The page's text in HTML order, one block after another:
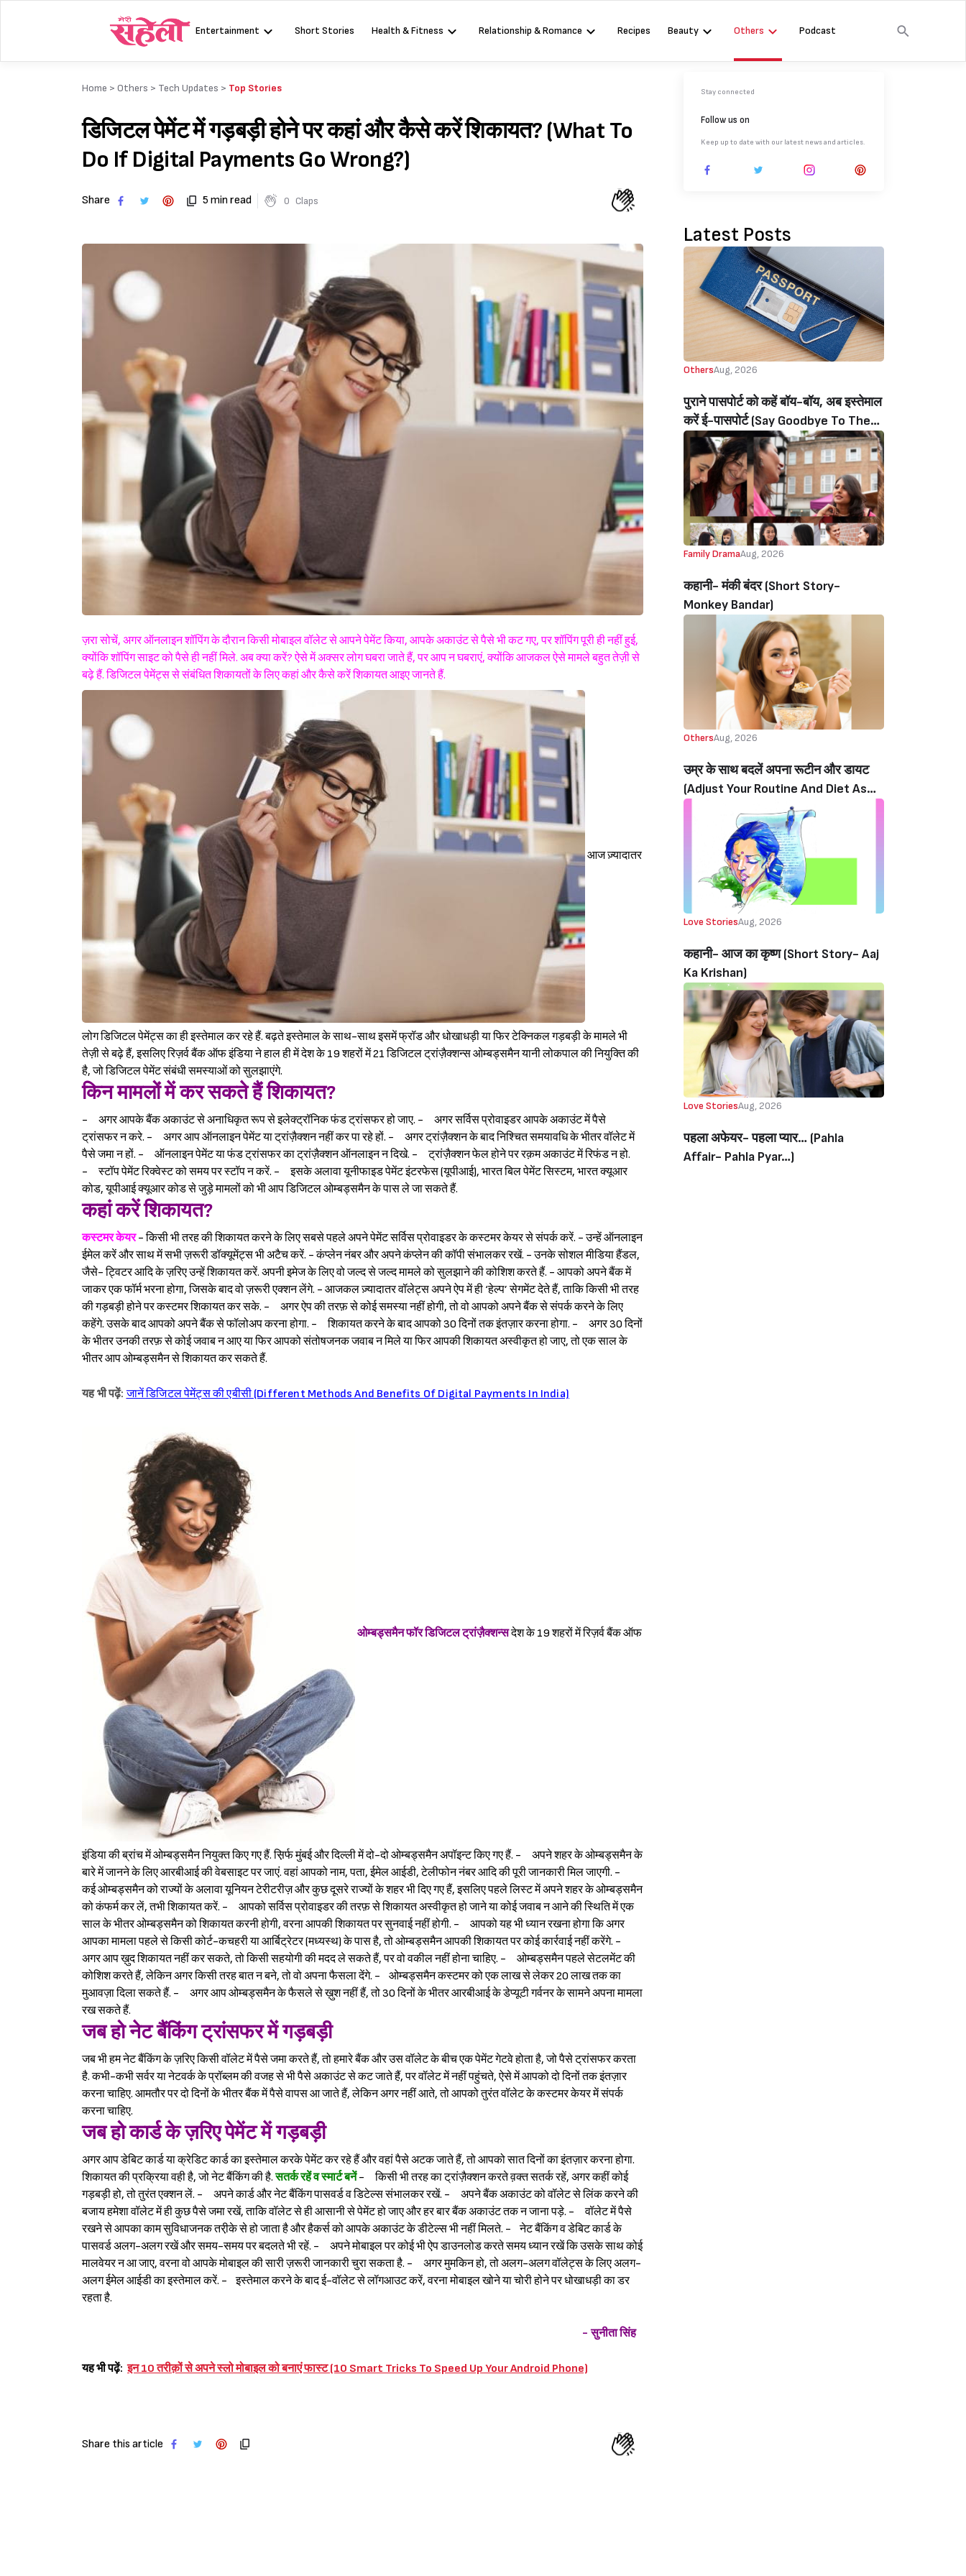
Entertainment Short Stories Health & Fitness Relationship & Romance Recipes Beauty Others Podcast
Home > Others > Tech Updates > Top Stories
डिजिटल पेमेंट में गड़बड़ी होने पर कहां और कैसे करें शिकायत? (What To
Do If Digital Payments Go Wrong?)
Share 5 min read 0 Claps
ज़रा सोचें, अगर ऑनलाइन शॉपिंग के दौरान किसी मोबाइल वॉलेट से आपने पेमेंट किया, आपके अकाउंट से पैसे भी कट गए, पर शॉपिंग पूरी ही नहीं हुई,
क्योंकि शॉपिंग साइट को पैसे ही नहीं मिले. अब क्या करें? ऐसे में अक्सर लोग घबरा जाते हैं, पर आप न घबराएं, क्योंकि आजकल ऐसे मामले बहुत तेज़ी से
बढ़े हैं. डिजिटल पेमेंट्स से संबंधित शिकायतों के लिए कहां और कैसे करें शिकायत आइए जानते हैं.
आज ज़्यादातर
लोग डिजिटल पेमेंट्स का ही इस्तेमाल कर रहे हैं. बढ़ते इस्तेमाल के साथ-साथ इसमें फ्रॉड और धोखाधड़ी या फिर टेक्निकल गड़बड़ी के मामले भी
तेज़ी से बढ़े हैं, इसलिए रिज़र्व बैंक ऑफ इंडिया ने हाल ही में देश के 19 शहरों में 21 डिजिटल ट्रांज़ैक्शन्स ओम्बड्समैन यानी लोकपाल की नियुक्ति की
है, जो डिजिटल पेमेंट संबंधी समस्याओं को सुलझाएंगे.
किन मामलों में कर सकते हैं शिकायत?
- अगर आपके बैंक अकाउंट से अनाधिकृत रूप से इलेक्ट्रॉनिक फंड ट्रांसफर हो जाए. - अगर सर्विस प्रोवाइडर आपके अकाउंट में पैसे
ट्रांसफर न करे. - अगर आप ऑनलाइन पेमेंट या ट्रांज़ैक्शन नहीं कर पा रहे हों. - अगर ट्रांज़ैक्शन के बाद निश्‍चित समयावधि के भीतर वॉलेट में
पैसे जमा न हों. - ऑनलाइन पेमेंट या फंड ट्रांसफर का ट्रांज़ैक्शन ऑनलाइन न दिखे. - ट्रांज़ैक्शन फेल होने पर रक़म अकाउंट में रिफंड न हो.
- स्टॉप पेमेंट रिक्वेस्ट को समय पर स्टॉप न करें. - इसके अलावा यूनीफाइड पेमेंट इंटरफेस (यूपीआई), भारत बिल पेमेंट सिस्टम, भारत क्यूआर
कोड, यूपीआई क्यूआर कोड से जुड़े मामलों को भी आप डिजिटल ओम्बड्समैन के पास ले जा सकते हैं.
कहां करें शिकायत?
कस्टमर केयर- किसी भी तरह की शिकायत करने के लिए सबसे पहले अपने पेमेंट सर्विस प्रोवाइडर के कस्टमर केयर से संपर्क करें. - उन्हें ऑनलाइन
ईमेल करें और साथ में सभी ज़रूरी डॉक्यूमेंट्स भी अटैच करें. - कंप्लेन नंबर और अपने कंप्लेन की कॉपी संभालकर रखें. - उनके सोशल मीडिया हैंडल,
जैसे- ट्विटर आदि के ज़रिए उन्हें शिकायत करें. अपनी इमेज के लिए वो जल्द से जल्द मामले को सुलझाने की कोशिश करते हैं. - आपको अपने बैंक में
जाकर एक फॉर्म भरना होगा, जिसके बाद वो ज़रूरी एक्शन लेंगे. - आजकल ज़्यादातर वॉलेट्स अपने ऐप में ही ‘हेल्प’ सेगमेंट देते हैं, ताकि किसी भी तरह
की गड़बड़ी होने पर कस्टमर शिकायत कर सके. - अगर ऐप की तरफ़ से कोई समस्या नहीं होगी, तो वो आपको अपने बैंक से संपर्क करने के लिए
कहेंगे. उसके बाद आपको अपने बैंक से फॉलोअप करना होगा. - शिकायत करने के बाद आपको 30 दिनों तक इंतज़ार करना होगा. - अगर 30 दिनों
के भीतर उनकी तरफ़ से कोई जवाब न आए या फिर आपको संतोषजनक जवाब न मिले या फिर आपकी शिकायत अस्वीकृत हो जाए, तो एक साल के
भीतर आप ओम्बड्समैन से शिकायत कर सकते हैं.
यह भी पढ़ें:जानें डिजिटल पेमेंट्स की एबीसी (Different Methods And Benefits Of Digital Payments In India)
ओम्बड्समैन फॉर डिजिटल ट्रांज़ैक्शन्सदेश के 19 शहरों में रिज़र्व बैंक ऑफ
इंडिया की ब्रांच में ओम्बड्समैन नियुक्त किए गए हैं. स़िर्फ मुंबई और दिल्ली में दो-दो ओम्बड्समैन अपॉइन्ट किए गए हैं. - अपने शहर के ओम्बड्समैन के
बारे में जानने के लिए आरबीआई की वेबसाइट पर जाएं. वहां आपको नाम, पता, ईमेल आईडी, टेलीफोन नंबर आदि की पूरी जानकारी मिल जाएगी. -
कई ओम्बड्समैन को राज्यों के अलावा यूनियन टेरीटरीज़ और कुछ दूसरे राज्यों के शहर भी दिए गए हैं, इसलिए पहले लिस्ट में अपने शहर के ओम्बड्समैन
को कंफर्म कर लें, तभी शिकायत करें. - आपको सर्विस प्रोवाइडर की तरफ़ से शिकायत अस्वीकृत हो जाने या कोई जवाब न आने की स्थिति में एक
साल के भीतर ओम्बड्समैन को शिकायत करनी होगी, वरना आपकी शिकायत पर सुनवाई नहीं होगी. - आपको यह भी ध्यान रखना होगा कि अगर
आपका मामला पहले से किसी कोर्ट-कचहरी या आर्बिट्रेटर (मध्यस्थ) के पास है, तो ओम्बड्समैन आपकी शिकायत पर कोई कार्रवाई नहीं करेंगे. -
अगर आप ख़ुद शिकायत नहीं कर सकते, तो किसी सहयोगी की मदद ले सकते हैं, पर वो वकील नहीं होना चाहिए. - ओम्बड्समैन पहले सेटलमेंट की
कोशिश करते हैं, लेकिन अगर किसी तरह बात न बने, तो वो अपना फैसला देंगे. - ओम्बड्समैन कस्टमर को एक लाख से लेकर 20 लाख तक का
मुआवज़ा दिला सकते हैं. - अगर आप ओम्बड्समैन के फैसले से ख़ुश नहीं हैं, तो 30 दिनों के भीतर आरबीआई के डेप्यूटी गर्वनर के सामने अपना मामला
रख सकते हैं.
जब हो नेट बैंकिंग ट्रांसफर में गड़बड़ी
जब भी हम नेट बैंकिंग के ज़रिए किसी वॉलेट में पैसे जमा करते हैं, तो हमारे बैंक और उस वॉलेट के बीच एक पेमेंट गेटवे होता है, जो पैसे ट्रांसफर करता
है. कभी-कभी सर्वर या नेटवर्क के प्रॉब्लम की वजह से भी पैसे अकाउंट से कट जाते हैं, पर वॉलेट में नहीं पहुंचते, ऐसे में आपको दो दिनों तक इंतज़ार
करना चाहिए. आमतौर पर दो दिनों के भीतर बैंक में पैसे वापस आ जाते हैं, लेकिन अगर नहीं आते, तो आपको तुरंत वॉलेट के कस्टमर केयर में संपर्क
करना चाहिए.
जब हो कार्ड के ज़रिए पेमेंट में गड़बड़ी
अगर आप डेबिट कार्ड या क्रेडिट कार्ड का इस्तेमाल करके पेमेंट कर रहे हैं और वहां पैसे अटक जाते हैं, तो आपको सात दिनों का इंतज़ार करना होगा.
शिकायत की प्रक्रिया वही है, जो नेट बैंकिंग की है.सतर्क रहें व स्मार्ट बनें- किसी भी तरह का ट्रांज़ैक्शन करते व़क्त सतर्क रहें, अगर कहीं कोई
गड़बड़ी हो, तो तुरंत एक्शन लें. - अपने कार्ड और नेट बैंकिंग पासवर्ड व डिटेल्स संभालकर रखें. - अपने बैंक अकाउंट को वॉलेट से लिंक करने की
बजाय हमेशा वॉलेट में ही कुछ पैसे जमा रखें, ताकि वॉलेट से ही आसानी से पेमेंट हो जाए और हर बार बैंक अकाउंट तक न जाना पड़े. - वॉलेट में पैसे
रखने से आपका काम सुविधाजनक तरी़के से हो जाता है और हैकर्स को आपके अकाउंट के डीटेल्स भी नहीं मिलते. - नेट बैंकिंग व डेबिट कार्ड के
पासवर्ड अलग-अलग रखें और समय-समय पर बदलते भी रहें. - अपने मोबाइल पर कोई भी ऐप डाउनलोड करते समय ध्यान रखें कि उसके साथ कोई
मालवेयर न आ जाए, वरना वो आपके मोबाइल की सारी ज़रूरी जानकारी चुरा सकता है. - अगर मुमकिन हो, तो अलग-अलग वॉलेट्स के लिए अलग-
अलग ईमेल आईडी का इस्तेमाल करें. - इस्तेमाल करने के बाद ई-वॉलेट से लॉगआउट करें, वरना मोबाइल खोने या चोरी होने पर धोखाधड़ी का डर
रहता है.
- सुनीता सिंह
यह भी पढ़ें:इन 10 तरीक़ों से अपने स्लो मोबाइल को बनाएं फास्ट (10 Smart Tricks To Speed Up Your Android Phone)
Share this article
Stay connected
Follow us on
Keep up to date with our latest news and articles.
Latest Posts
OthersAug, 2026
पुराने पासपोर्ट को कहें बॉय-बॉय, अब इस्तेमाल
करें ई-पासपोर्ट (Say Goodbye To The
Old Passport, Now Use The E-
Passport)
Family DramaAug, 2026
कहानी- मंकी बंदर‌ (Short Story-
Monkey Bandar)
OthersAug, 2026
उम्र के साथ बदलें अपना रूटीन और डायट
(Adjust Your Routine And Diet As
Love StoriesAug, 2026
कहानी- आज का कृष्ण (Short Story- Aaj
Ka Krishan)
Love StoriesAug, 2026
पहला अफेयर- पहला प्यार… (Pahla
Affair- Pahla Pyar…)